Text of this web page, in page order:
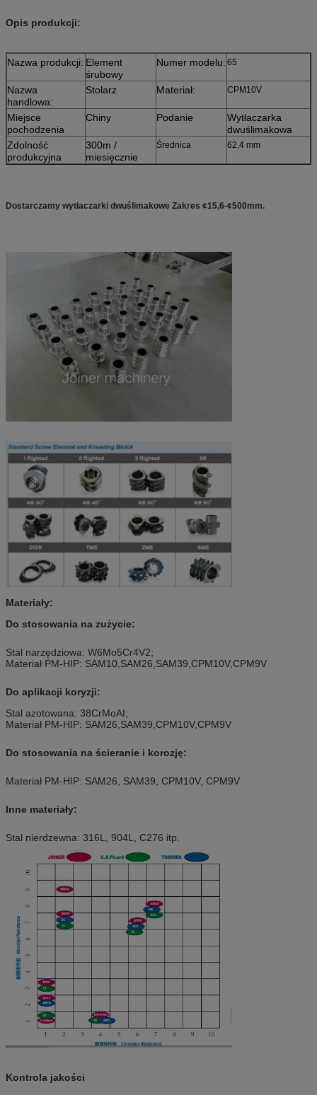
Opis produkcji:
Nazwa produkcji: Element
śrubowy
Numer modelu: 65
Nazwa
handlowa:
Stolarz Materiał: CPM10V
Miejsce
pochodzenia
Chiny Podanie
Wytłaczarka
dwuślimakowa
Zdolność
produkcyjna
300m /
miesięcznie
Średnica 62,4 mm
Dostarczamy wytłaczarki dwuślimakowe Zakres ¢15,6-¢500mm.
Materiały:
Do stosowania na zużycie:
Stal narzędziowa: W6Mo5Cr4V2;
Materiał PM-HIP: SAM10,SAM26,SAM39,CPM10V,CPM9V
Do aplikacji koryzji:
Stal azotowana: 38CrMoAI;
Materiał PM-HIP: SAM26,SAM39,CPM10V,CPM9V
Do stosowania na ścieranie i korozję:
Materiał PM-HIP: SAM26, SAM39, CPM10V, CPM9V
Inne materiały:
Stal nierdzewna: 316L, 904L, C276 itp.
Kontrola jakości